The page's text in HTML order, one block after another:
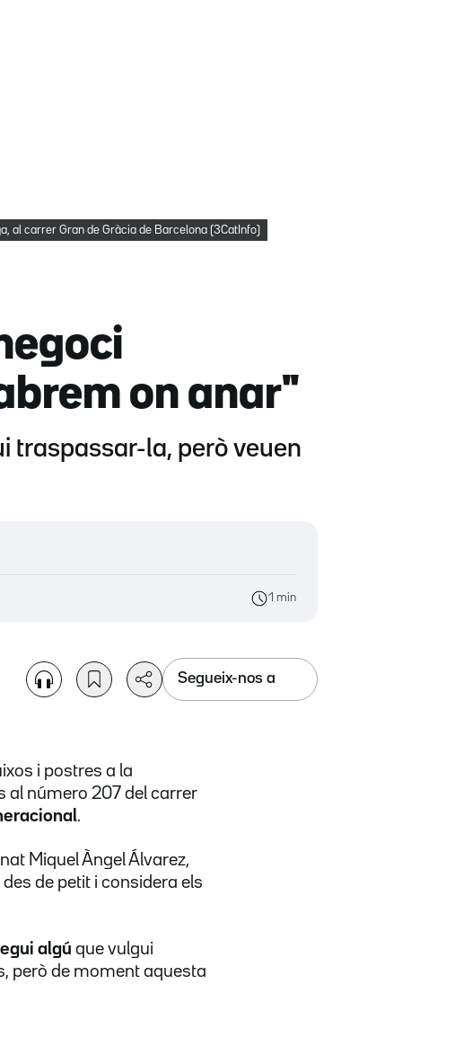
al carrer Gran de Gràcia de Barcelona (3CatInfo)
on anar"
traspassar-la, però veuen
1 min
Segueix-nos a
i postres a la
al número 207 del carrer
.
Miquel Àngel Álvarez,
de petit i considera els
algú que vulgui
però de moment aquesta